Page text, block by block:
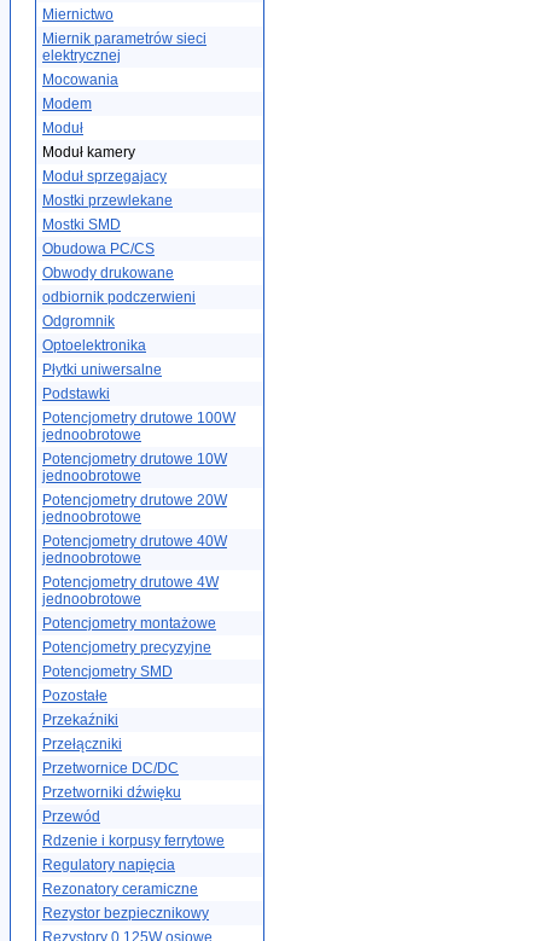
Miernictwo
Miernik parametrów sieci
elektrycznej
Mocowania
Modem
Moduł
Moduł kamery
Moduł sprzegajacy
Mostki przewlekane
Mostki SMD
Obudowa PC/CS
Obwody drukowane
odbiornik podczerwieni
Odgromnik
Optoelektronika
Płytki uniwersalne
Podstawki
Potencjometry drutowe 100W
jednoobrotowe
Potencjometry drutowe 10W
jednoobrotowe
Potencjometry drutowe 20W
jednoobrotowe
Potencjometry drutowe 40W
jednoobrotowe
Potencjometry drutowe 4W
jednoobrotowe
Potencjometry montażowe
Potencjometry precyzyjne
Potencjometry SMD
Pozostałe
Przekaźniki
Przełączniki
Przetwornice DC/DC
Przetworniki dźwięku
Przewód
Rdzenie i korpusy ferrytowe
Regulatory napięcia
Rezonatory ceramiczne
Rezystor bezpiecznikowy
Rezystory 0.125W osiowe